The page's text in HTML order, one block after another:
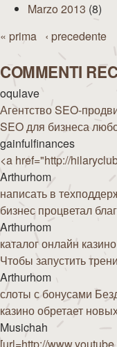
Marzo 2013 (8)
Pagine
« prima ‹ precedente
COMMENTI
oqulave
Агентство SEO-
SEO для бизнеса
gainfulfinances
<a href="http://
Arthurhom
написать в
бизнес процветал
Arthurhom
каталог онлайн
Чтобы запустить
Arthurhom
слоты с бонусами
казино обретает
Musichah